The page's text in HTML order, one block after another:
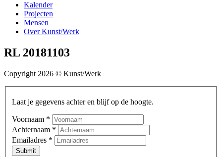
Kalender
Projecten
Mensen
Over Kunst/Werk
RL 20181103
Copyright 2026 © Kunst/Werk
Laat je gegevens achter en blijf op de hoogte.
Voornaam *
Achternaam *
Emailadres *
Submit